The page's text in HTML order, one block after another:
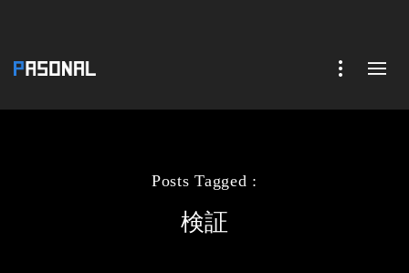
Posts Tagged :
検証